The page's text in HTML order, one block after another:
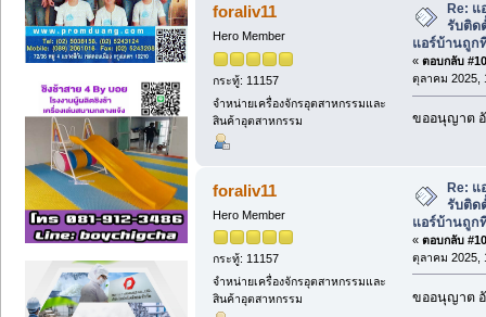
foraliv11
Hero Member
กระทู้: 11157
จำหน่ายเครื่องจักรอุตสาหกรรมและ
สินค้าอุตสาหกรรม
Re:
รับติด
แอร์บ้านถูก
« ตอบกลับ
ตุลาคม 2025,
ขออนุญาต
foraliv11
Hero Member
กระทู้: 11157
จำหน่ายเครื่องจักรอุตสาหกรรมและ
สินค้าอุตสาหกรรม
Re: แ
รับติด
แอร์บ้านถูก
« ตอบกลับ
ตุลาคม 2025,
ขออนุญาต